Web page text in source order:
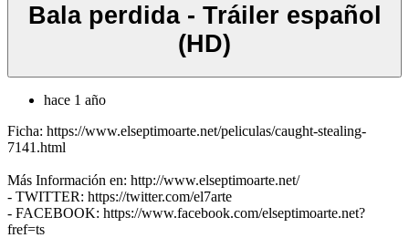
Bala perdida - Tráiler español
(HD)
hace 1 año
Ficha: https://www.elseptimoarte.net/peliculas/caught-stealing-
7141.html
Más Información en: http://www.elseptimoarte.net/
- TWITTER: https://twitter.com/el7arte
- FACEBOOK: https://www.facebook.com/elseptimoarte.net?
fref=ts